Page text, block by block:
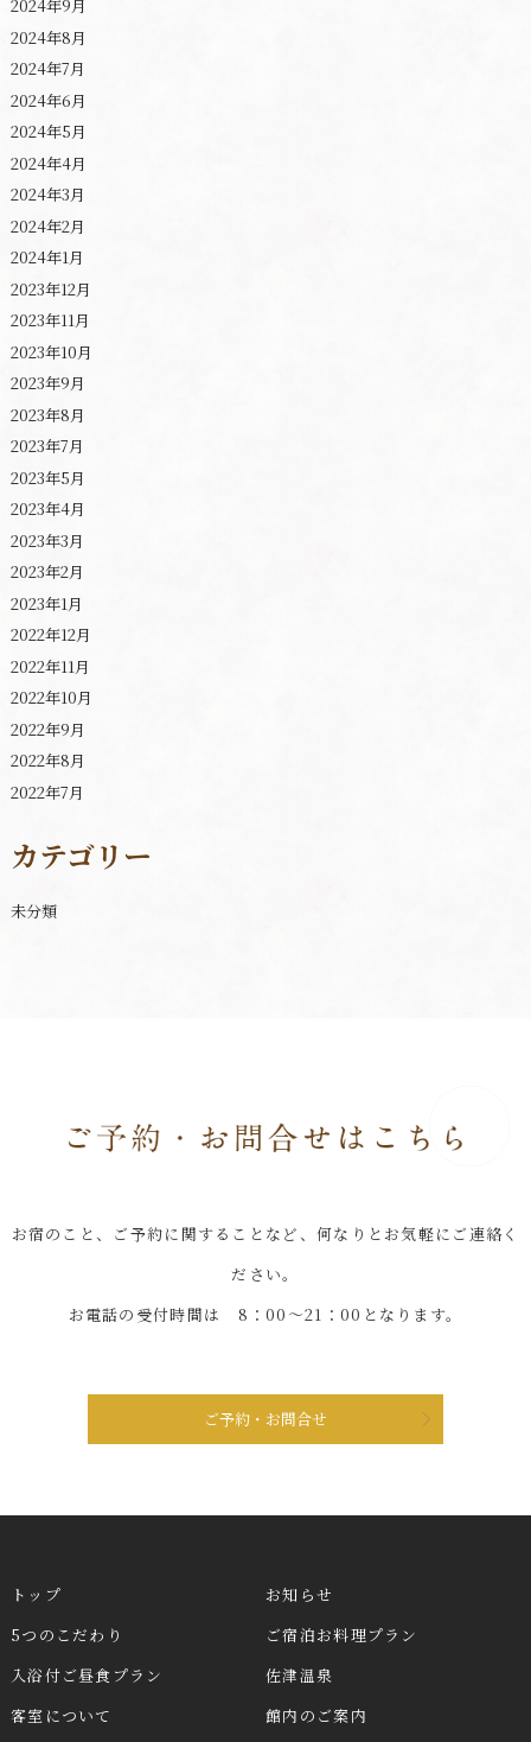
2024年9月
2024年8月
2024年7月
2024年6月
2024年5月
2024年4月
2024年3月
2024年2月
2024年1月
2023年12月
2023年11月
2023年10月
2023年9月
2023年8月
2023年7月
2023年5月
2023年4月
2023年3月
2023年2月
2023年1月
2022年12月
2022年11月
2022年10月
2022年9月
2022年8月
2022年7月
カテゴリー
未分類
お宿のこと、ご予約に関することなど、何なりとお気軽にご連絡く
ださい。
お電話の受付時間は 8：00～21：00となります。
ご予約・お問合せ
トップ
お知らせ
5つのこだわり
ご宿泊お料理プラン
入浴付ご昼食プラン
佐津温泉
客室について
館内のご案内